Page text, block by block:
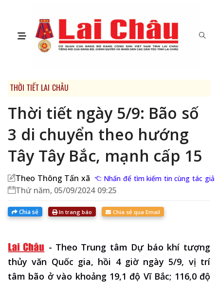
THỜI TIẾT LAI CHÂU
Thời tiết ngày 5/9: Bão số
3 di chuyển theo hướng
Tây Tây Bắc, mạnh cấp 15
Theo Thông Tấn xã Nhấn để tìm kiếm tin cùng tác giả
Thứ năm, 05/09/2024 09:25
Chia sẻ In trang báo Chia sẻ qua Email
- Theo Trung tâm Dự báo khí tượng
thủy văn Quốc gia, hồi 4 giờ ngày 5/9, vị trí
tâm bão ở vào khoảng 19,1 độ Vĩ Bắc; 116,0 độ